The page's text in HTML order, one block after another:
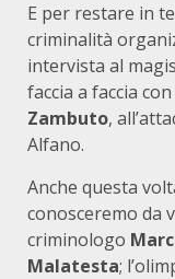
E per restare in
criminalità
intervista al
faccia a faccia
Zambuto,
Alfano.
Anche questa
conosceremo da
criminologo
Malatesta;